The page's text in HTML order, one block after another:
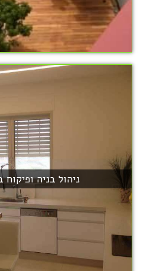
ניהול בניה ופיקוח